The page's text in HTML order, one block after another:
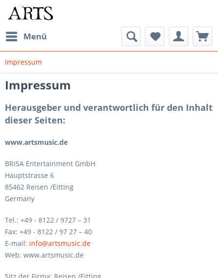
Menü
Impressum
Impressum
Herausgeber und verantwortlich für den Inhalt
dieser Seiten:
www.artsmusic.de
BRISA Entertainment GmbH
Hauptstrasse 6
85462 Reisen /Eitting
Germany
Tel.: +49 - 8122 / 9727 – 31
Fax: +49 - 8122 / 97 27 – 40
E-mail: info@artsmusic.de
Web: www.artsmusic.de